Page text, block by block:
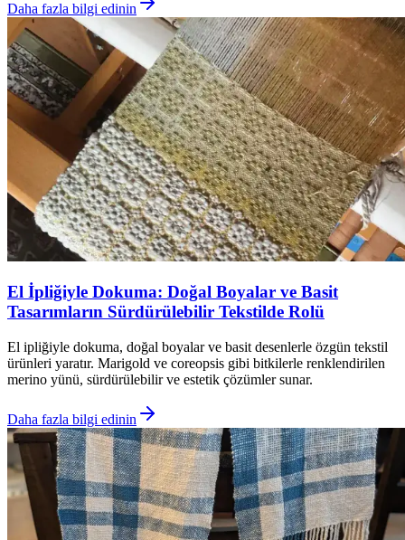
Daha fazla bilgi edinin
El İpliğiyle Dokuma: Doğal Boyalar ve Basit
Tasarımların Sürdürülebilir Tekstilde Rolü
El ipliğiyle dokuma, doğal boyalar ve basit desenlerle özgün tekstil
ürünleri yaratır. Marigold ve coreopsis gibi bitkilerle renklendirilen
merino yünü, sürdürülebilir ve estetik çözümler sunar.
Daha fazla bilgi edinin